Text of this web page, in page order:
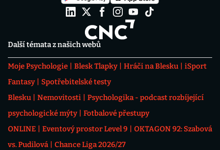
Další témata z našich webů
Moje Psychologie Blesk Tlapky Hráči na Blesku
iSport
Fantasy
Spotřebitelské testy
Blesku
Nemovitosti
Psychologika - podcast rozbíjející
psychologické mýty
Fotbalové přestupy
ONLINE
Eventový prostor Level 9
OKTAGON 92: Szabová
vs. Pudilová
Chance Liga 2026/27